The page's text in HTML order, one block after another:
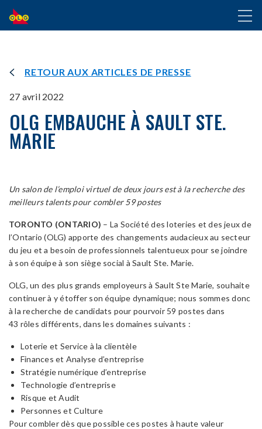
ALLER
AU
CONTENU
RETOUR AUX ARTICLES DE PRESSE
27 avril 2022
OLG EMBAUCHE À SAULT STE.
MARIE
Un salon de l’emploi virtuel de deux jours est à la recherche des
meilleurs talents pour combler 59 postes
TORONTO (ONTARIO) – La Société des loteries et des jeux de
l’Ontario (OLG) apporte des changements audacieux au secteur
du jeu et a besoin de professionnels talentueux pour se joindre
à son équipe à son siège social à Sault Ste. Marie.
OLG, un des plus grands employeurs à Sault Ste Marie, souhaite
continuer à y étoffer son équipe dynamique; nous sommes donc
à la recherche de candidats pour pourvoir 59 postes dans
43 rôles différents, dans les domaines suivants :
Loterie et Service à la clientèle
Finances et Analyse d’entreprise
Stratégie numérique d’entreprise
Technologie d’entreprise
Risque et Audit
Personnes et Culture
Pour combler dès que possible ces postes à haute valeur